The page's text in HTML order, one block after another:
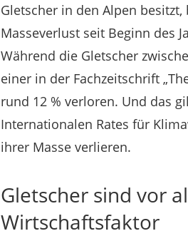
Gletscher in den Alpen
Masseverlust seit Beginn des
Während die Gletscher
einer in der Fachzeitschrift
rund 12 % verloren. Und das
Internationalen Rates für
ihrer Masse verlieren.
Gletscher sind vor
Wirtschaftsfaktor